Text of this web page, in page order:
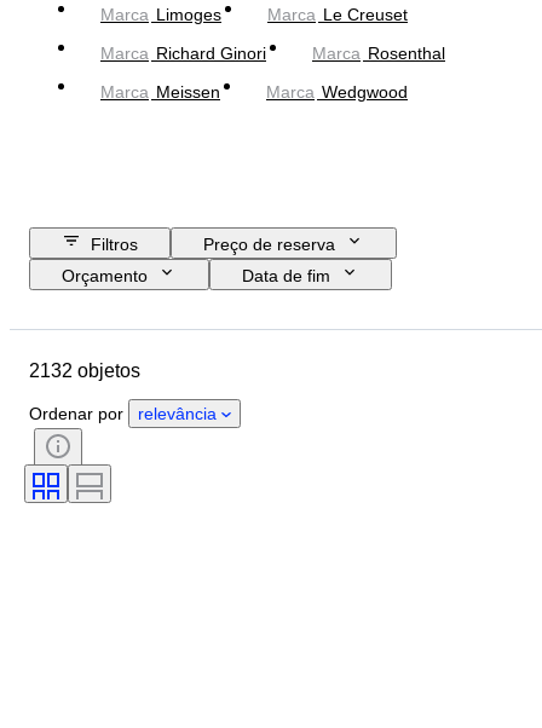
Marca Limoges Marca Le Creuset
Marca Richard Ginori Marca Rosenthal
Marca Meissen Marca Wedgwood
Filtros
Preço de reserva
Orçamento
Data de fim
Estado
Assinatura
Cor
Era
Tipo de faca de cozinha
Decoração
Original/Réplica
2132 objetos
Ordenar por relevância